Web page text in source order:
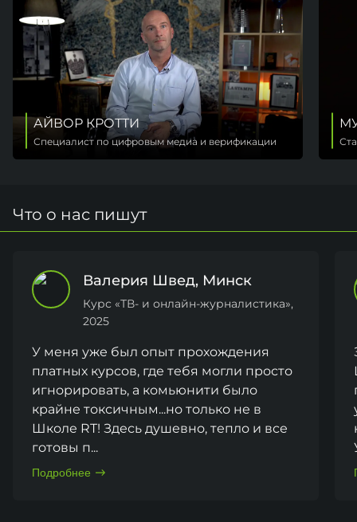
АЙВОР КРОТТИ
Специалист по цифровым медиа и верификации
Что о нас пишут
Валерия Швед, Минск
Курс «ТВ- и онлайн-журналистика»,
2025
У меня уже был опыт прохождения
платных курсов, где тебя могли просто
игнорировать, а комьюнити было
крайне токсичным...но только не в
Школе RT! Здесь душевно, тепло и все
готовы п...
Подробнее